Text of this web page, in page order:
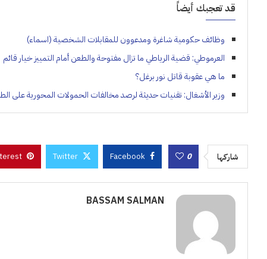
قد تعجبك أيضاً
وظائف حكومية شاغرة ومدعوون للمقابلات الشخصية (اسماء)
العرموطي: قضية الرياطي ما تزال مفتوحة والطعن أمام التمييز خيار قائم
ما هي عقوبة قاتل نور برغل؟
وزير الأشغال: تقنيات حديثة لرصد مخالفات الحمولات المحورية على
شاركها 0
Facebook
Twitter
BASSAM SALMAN